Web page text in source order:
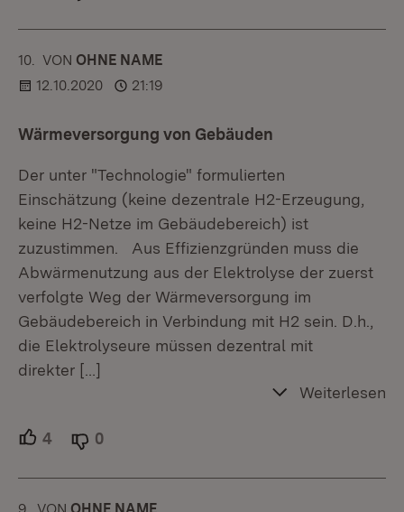
10. KOMMENTAR
VON :OHNE NAME
12.10.2020
21:19
Wärmeversorgung von Gebäuden
Der unter "Technologie" formulierten
Einschätzung (keine dezentrale H2-Erzeugung,
keine H2-Netze im Gebäudebereich) ist
zuzustimmen. Aus Effizienzgründen muss die
Abwärmenutzung aus der Elektrolyse der zuerst
verfolgte Weg der Wärmeversorgung im
Gebäudebereich in Verbindung mit H2 sein. D.h.,
die Elektrolyseure müssen dezentral mit
direkter […]
Weiterlesen
4 Unterstützer.
0